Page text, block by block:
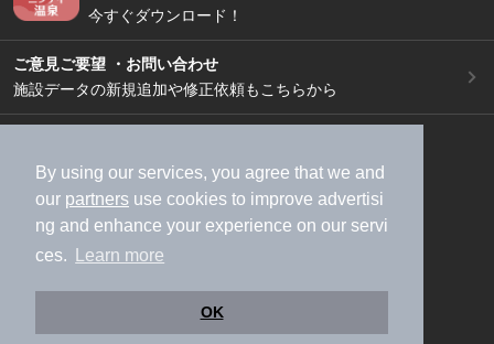
By using our services, you agree that we and
our partners use cookies to improve advertisi
ng and enhance your experience on our servi
ces.
Learn more
OK
今すぐダウンロード！
ご意見ご要望 ・お問い合わせ
施設データの新規追加や修正依頼もこちらから
加盟店募集（資料請求）
広告出稿のご案内
利用規約
ライフスタイルMEMBERS+規約
特定商取引法に基づく表記
ヘルプ
採用情報
運営会社